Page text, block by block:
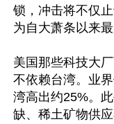
锁，冲击将不仅
为自大萧条以来
美国那些科​​技大
不依赖台湾。业
湾高出约25%。
缺、稀土矿物供